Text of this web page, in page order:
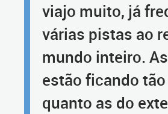
viajo muito, já
várias pistas ao
mundo inteiro.
estão ficando
quanto as do